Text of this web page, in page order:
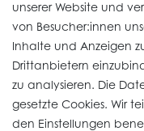
Vertrag widerrufen
unserer Website und
von Besucher:innen
Inhalte und Anzeigen
Drittanbietern
zu analysieren. Die
gesetzte Cookies. Wir
den Einstellungen